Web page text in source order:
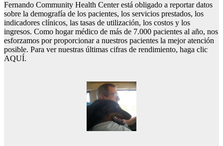
Fernando Community Health Center está obligado a reportar datos
sobre la demografía de los pacientes, los servicios prestados, los
indicadores clínicos, las tasas de utilización, los costos y los
ingresos. Como hogar médico de más de 7.000 pacientes al año, nos
esforzamos por proporcionar a nuestros pacientes la mejor atención
posible. Para ver nuestras últimas cifras de rendimiento, haga clic
AQUÍ.